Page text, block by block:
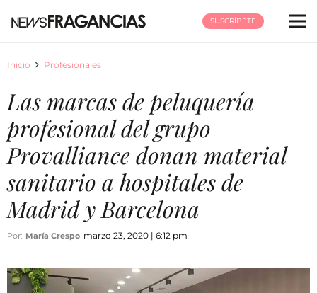
SUSCRÍBETE
Inicio Profesionales
Las marcas de peluquería
profesional del grupo
Provalliance donan material
sanitario a hospitales de
Madrid y Barcelona
Por: María Crespo marzo 23, 2020 | 6:12 pm